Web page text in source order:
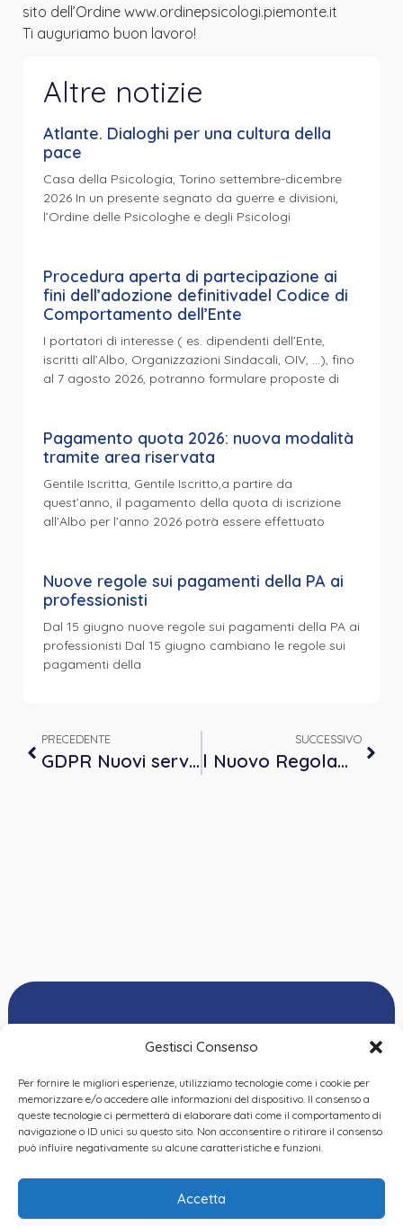
Gestisci Consenso
Per fornire le migliori esperienze, utilizziamo tecnologie come i cookie per
memorizzare e/o accedere alle informazioni del dispositivo. Il consenso a
queste tecnologie ci permetterà di elaborare dati come il comportamento di
navigazione o ID unici su questo sito. Non acconsentire o ritirare il consenso
può influire negativamente su alcune caratteristiche e funzioni.
Accetta
sito dell’Ordine www.ordinepsicologi.piemonte.it
Ti auguriamo buon lavoro!
Altre notizie
Atlante. Dialoghi per una cultura della
pace
Casa della Psicologia, Torino settembre-dicembre
2026 In un presente segnato da guerre e divisioni,
l’Ordine delle Psicologhe e degli Psicologi
Procedura aperta di partecipazione ai
fini dell’adozione definitivadel Codice di
Comportamento dell’Ente
I portatori di interesse ( es. dipendenti dell’Ente,
iscritti all’Albo, Organizzazioni Sindacali, OIV, …), fino
al 7 agosto 2026, potranno formulare proposte di
Pagamento quota 2026: nuova modalità
tramite area riservata
Gentile Iscritta, Gentile Iscritto,a partire da
quest’anno, il pagamento della quota di iscrizione
all’Albo per l’anno 2026 potrà essere effettuato
Nuove regole sui pagamenti della PA ai
professionisti
Dal 15 giugno nuove regole sui pagamenti della PA ai
professionisti Dal 15 giugno cambiano le regole sui
pagamenti della
PRECEDENTE
GDPR Nuovi servizi per gli Iscritti
SUCCESSIVO
l Nuovo Regolamento UE 2016/679 in materia di protezione dei dati personali
Privacy Policy|Cookie
Policy|Dichiarazione
Ordine delle
Psicologhe e degli
Psicologi del Piemonte
VIA GIANNONE 8A – 10121
TEL: